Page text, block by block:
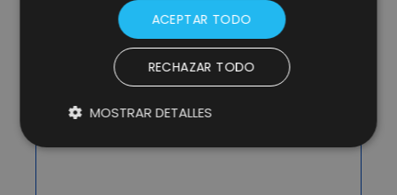
ACEPTAR TODO
RECHAZAR TODO
MOSTRAR DETALLES